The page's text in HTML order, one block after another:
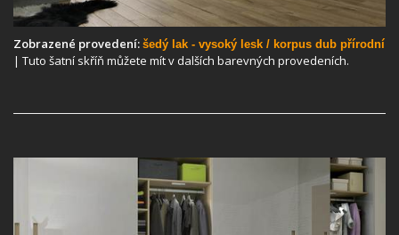
Zobrazené provedení: šedý lak - vysoký lesk / korpus dub přírodní
| Tuto šatní skříň můžete mít v dalších barevných provedeních.